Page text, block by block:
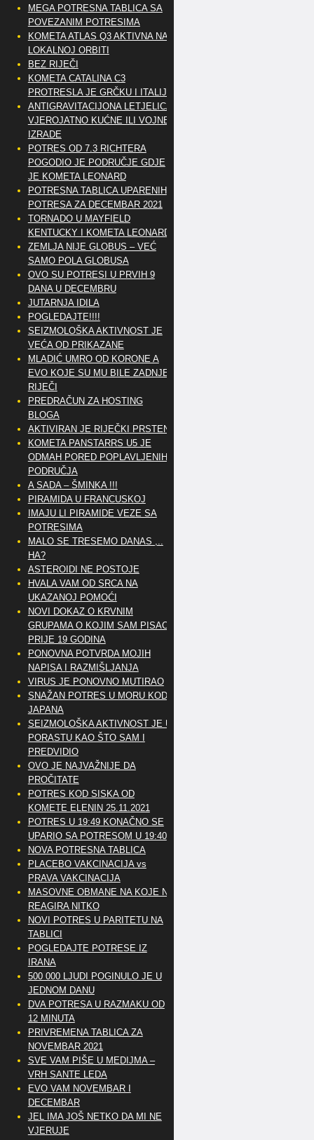
MEGA POTRESNA TABLICA SA
POVEZANIM POTRESIMA
KOMETA ATLAS Q3 AKTIVNA NA
LOKALNOJ ORBITI
BEZ RIJEČI
KOMETA CATALINA C3
PROTRESLA JE GRČKU I ITALIJU
ANTIGRAVITACIJONA LETJELICA
VJEROJATNO KUĆNE ILI VOJNE
IZRADE
POTRES OD 7.3 RICHTERA
POGODIO JE PODRUČJE GDJE
JE KOMETA LEONARD
POTRESNA TABLICA UPARENIH
POTRESA ZA DECEMBAR 2021
TORNADO U MAYFIELD
KENTUCKY I KOMETA LEONARD
ZEMLJA NIJE GLOBUS – VEĆ
SAMO POLA GLOBUSA
OVO SU POTRESI U PRVIH 9
DANA U DECEMBRU
JUTARNJA IDILA
POGLEDAJTE!!!!
SEIZMOLOŠKA AKTIVNOST JE
VEĆA OD PRIKAZANE
MLADIĆ UMRO OD KORONE A
EVO KOJE SU MU BILE ZADNJE
RIJEČI
PREDRAČUN ZA HOSTING
BLOGA
AKTIVIRAN JE RIJEČKI PRSTEN
KOMETA PANSTARRS U5 JE
ODMAH PORED POPLAVLJENIH
PODRUČJA
A SADA – ŠMINKA !!!
PIRAMIDA U FRANCUSKOJ
IMAJU LI PIRAMIDE VEZE SA
POTRESIMA
MALO SE TRESEMO DANAS ,..
HA?
ASTEROIDI NE POSTOJE
HVALA VAM OD SRCA NA
UKAZANOJ POMOĆI
NOVI DOKAZ O KRVNIM
GRUPAMA O KOJIM SAM PISAO
PRIJE 19 GODINA
PONOVNA POTVRDA MOJIH
NAPISA I RAZMIŠLJANJA
VIRUS JE PONOVNO MUTIRAO
SNAŽAN POTRES U MORU KOD
JAPANA
SEIZMOLOŠKA AKTIVNOST JE U
PORASTU KAO ŠTO SAM I
PREDVIDIO
OVO JE NAJVAŽNIJE DA
PROČITATE
POTRES KOD SISKA OD
KOMETE ELENIN 25.11.2021
POTRES U 19:49 KONAČNO SE
UPARIO SA POTRESOM U 19:40
NOVA POTRESNA TABLICA
PLACEBO VAKCINACIJA vs
PRAVA VAKCINACIJA
MASOVNE OBMANE NA KOJE NE
REAGIRA NITKO
NOVI POTRES U PARITETU NA
TABLICI
POGLEDAJTE POTRESE IZ
IRANA
500 000 LJUDI POGINULO JE U
JEDNOM DANU
DVA POTRESA U RAZMAKU OD
12 MINUTA
PRIVREMENA TABLICA ZA
NOVEMBAR 2021
SVE VAM PIŠE U MEDIJMA –
VRH SANTE LEDA
EVO VAM NOVEMBAR I
DECEMBAR
JEL IMA JOŠ NETKO DA MI NE
VJERUJE